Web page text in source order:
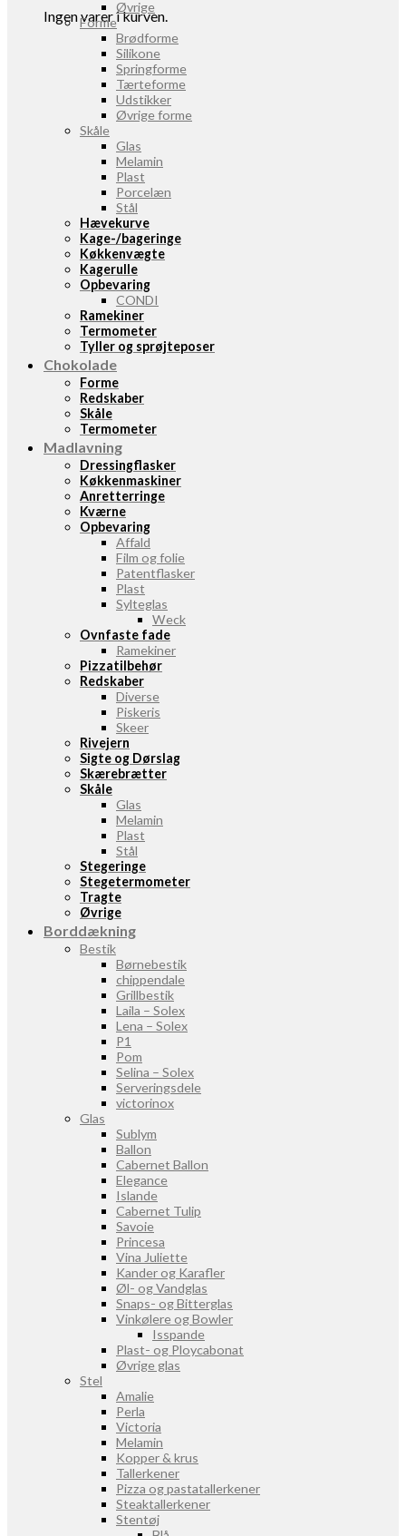
Ingen varer i kurven.
Øvrige
Forme
Brødforme
Silikone
Springforme
Tærteforme
Udstikker
Øvrige forme
Skåle
Glas
Melamin
Plast
Porcelæn
Stål
Hævekurve
Kage-/bageringe
Køkkenvægte
Kagerulle
Opbevaring
CONDI
Ramekiner
Termometer
Tyller og sprøjteposer
Chokolade
Forme
Redskaber
Skåle
Termometer
Madlavning
Dressingflasker
Køkkenmaskiner
Anretterringe
Kværne
Opbevaring
Affald
Film og folie
Patentflasker
Plast
Sylteglas
Weck
Ovnfaste fade
Ramekiner
Pizzatilbehør
Redskaber
Diverse
Piskeris
Skeer
Rivejern
Sigte og Dørslag
Skærebrætter
Skåle
Glas
Melamin
Plast
Stål
Stegeringe
Stegetermometer
Tragte
Øvrige
Borddækning
Bestik
Børnebestik
chippendale
Grillbestik
Laila – Solex
Lena – Solex
P1
Pom
Selina – Solex
Serveringsdele
victorinox
Glas
Sublym
Ballon
Cabernet Ballon
Elegance
Islande
Cabernet Tulip
Savoie
Princesa
Vina Juliette
Kander og Karafler
Øl- og Vandglas
Snaps- og Bitterglas
Vinkølere og Bowler
Isspande
Plast- og Ploycabonat
Øvrige glas
Stel
Amalie
Perla
Victoria
Melamin
Kopper & krus
Tallerkener
Pizza og pastatallerkener
Steaktallerkener
Stentøj